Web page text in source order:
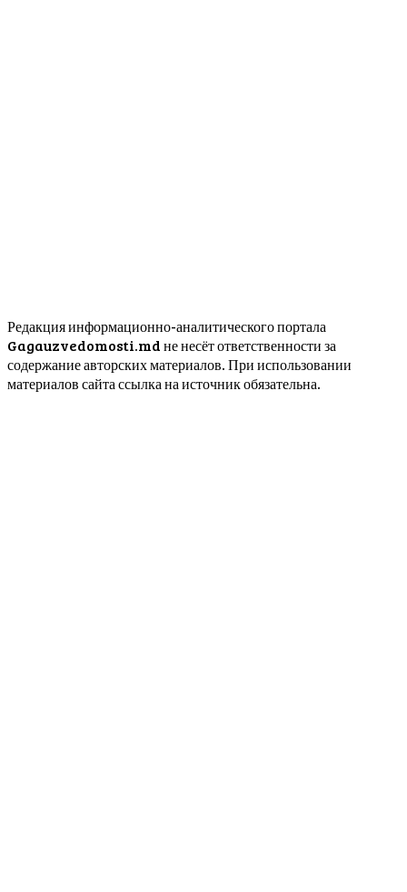
Редакция информационно-аналитического портала
Gagauzvedomosti.md не несёт ответственности за
содержание авторских материалов. При использовании
материалов сайта ссылка на источник обязательна.